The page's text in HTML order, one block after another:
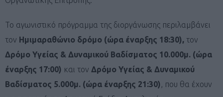
Το αγωνιστικό πρόγραμμα της διοργάνωσης περιλαμβάνει
τον Ημιμαραθώνιο δρόμο (ώρα έναρξης 18:30), τον
Δρόμο Υγείας & Δυναμικού Βαδίσματος 10.000μ. (ώρα
έναρξης 17:00) και τον Δρόμο Υγείας & Δυναμικού
Βαδίσματος 5.000μ. (ώρα έναρξης 21:30) , που θα έχουν